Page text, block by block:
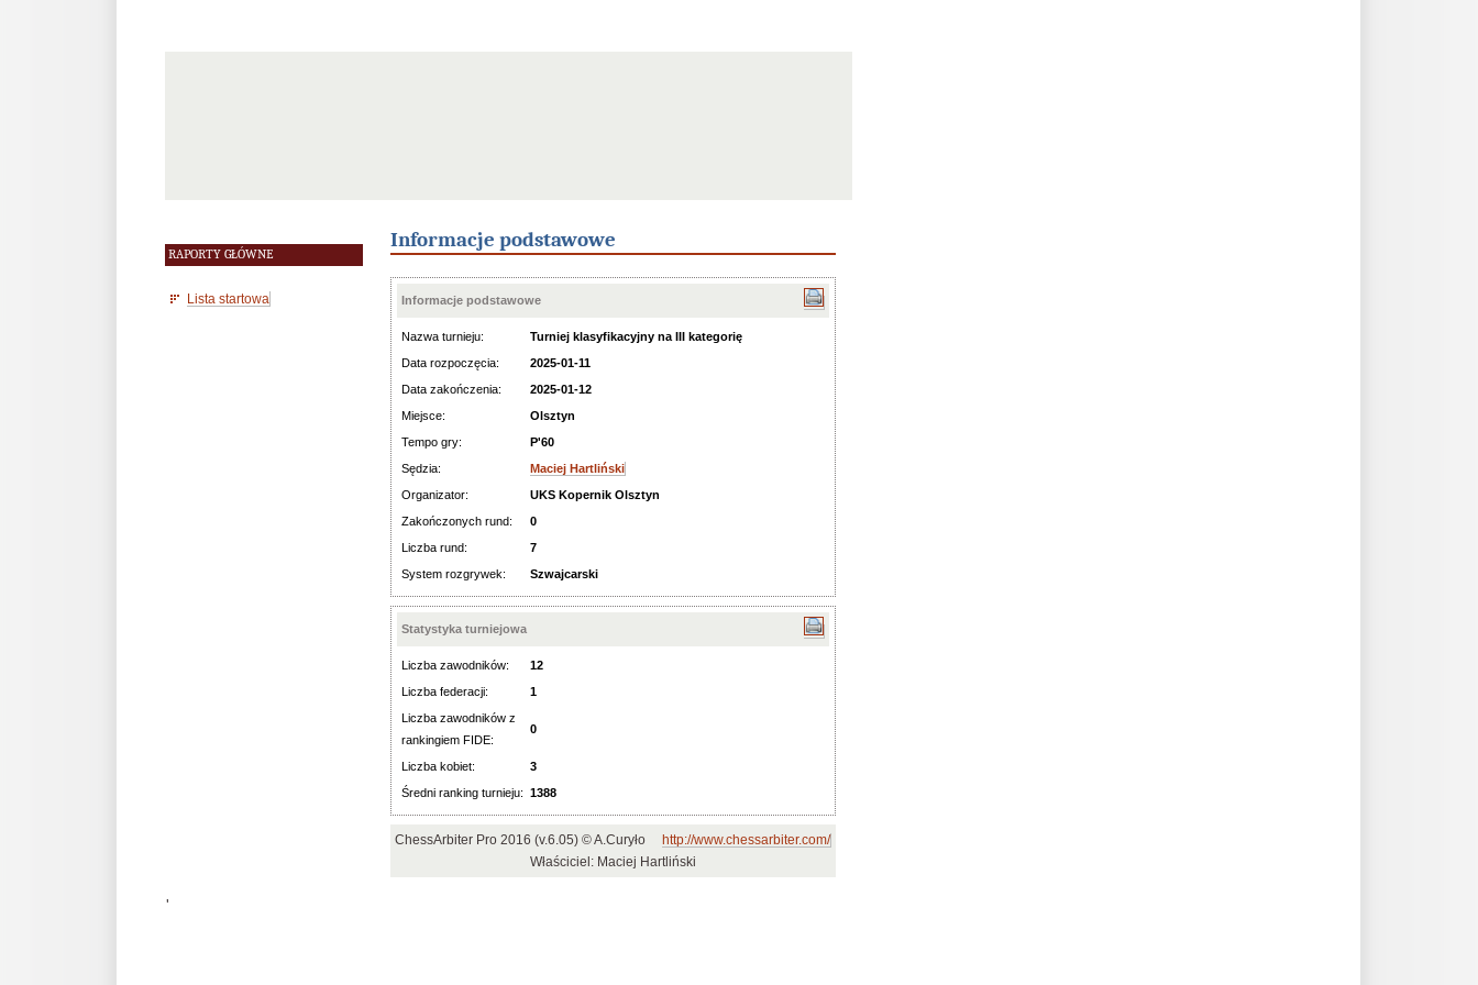
RAPORTY GŁÓWNE
Lista startowa
Informacje podstawowe
Informacje podstawowe
Nazwa turnieju:
Turniej klasyfikacyjny na III kategorię
Data rozpoczęcia:
2025-01-11
Data zakończenia:
2025-01-12
Miejsce:
Olsztyn
Tempo gry:
P'60
Sędzia:
Maciej Hartliński
Organizator:
UKS Kopernik Olsztyn
Zakończonych rund:
0
Liczba rund:
7
System rozgrywek:
Szwajcarski
Statystyka turniejowa
Liczba zawodników:
12
Liczba federacji:
1
Liczba zawodników z
rankingiem FIDE:
0
Liczba kobiet:
3
Średni ranking turnieju: 1388
ChessArbiter Pro 2016 (v.6.05) © A.Curyło
http://www.chessarbiter.com/
Właściciel: Maciej Hartliński
'